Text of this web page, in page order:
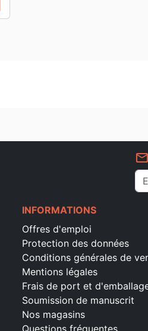
mail_outline
INFORMATIONS
Offres d'emploi
Protection des données
Conditions générales de
Mentions légales
Frais de port et
Soumission de manuscrit
Nos magasins
Questions fréquentes